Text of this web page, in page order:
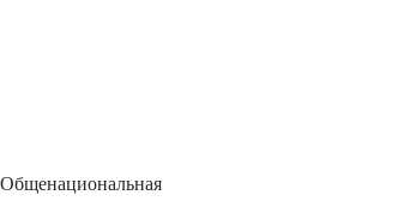
Общенациональная